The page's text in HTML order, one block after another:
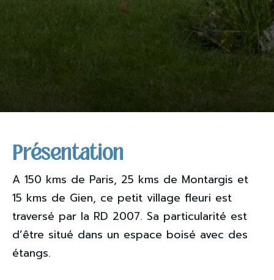
Présentation
A 150 kms de Paris, 25 kms de Montargis et
15 kms de Gien, ce petit village fleuri est
traversé par la RD 2007. Sa particularité est
d’être situé dans un espace boisé avec des
étangs.